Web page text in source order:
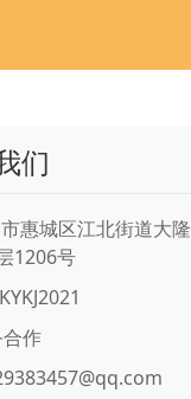
们
惠城区江北街道大隆
1206号
作